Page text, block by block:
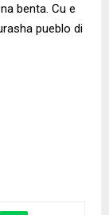
benta. Cu e
pueblo di